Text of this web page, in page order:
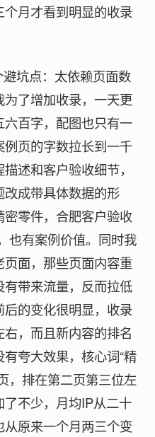
月才看到明显的收录
避坑点：太依赖页面数
了增加收录，一天更
百字，配图也只有一
页的字数拉长到一千
述和客户验收细节，
成带具体数据的形
密零件，合肥客户验收
也有案例价值。同时我
面，那些页面内容重
带来流量，反而拉低
的变化很明显，收录
，而且新内容的排名
夸大效果，核心词“精
，排在第二页第三位左
不少，月均IP从二十
原来一个月两三个变